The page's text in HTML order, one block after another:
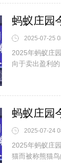
2025-07-25
2025年蚂蚁庄
向于卖出盈利
2025-07-24
2025年蚂蚁庄
猫而被称熊猫